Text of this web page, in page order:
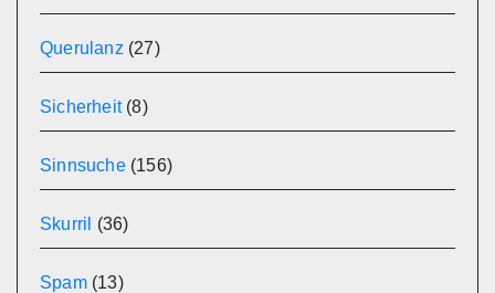
Querulanz (27)
Sicherheit(8)
Sinnsuche(156)
Skurril (36)
Spam(13)